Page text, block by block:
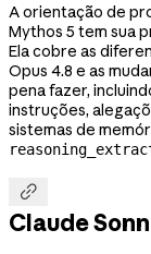
A orientação de
Mythos 5 tem sua
Ela cobre as
Opus 4.8 e as
pena fazer,
instruções,
sistemas de

Claude